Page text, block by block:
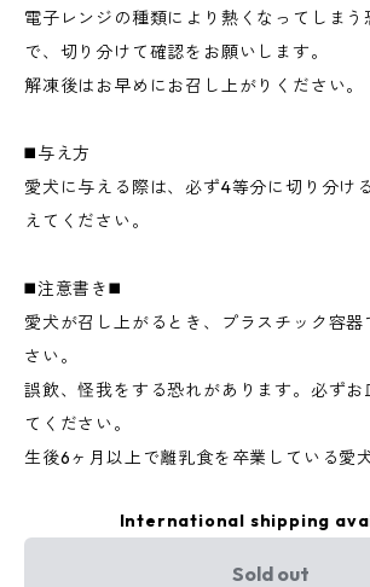
電子レンジの種類により熱くなってしまう
で、切り分けて確認をお願いします。
解凍後はお早めにお召し上がりください。
◼️与え方
愛犬に与える際は、必ず4等分に切り分け
えてください。
◼️注意書き◼️
愛犬が召し上がるとき、プラスチック容器
さい。
誤飲、怪我をする恐れがあります。必ずお
てください。
生後6ヶ月以上で離乳食を卒業している愛
International shipping
Sold out